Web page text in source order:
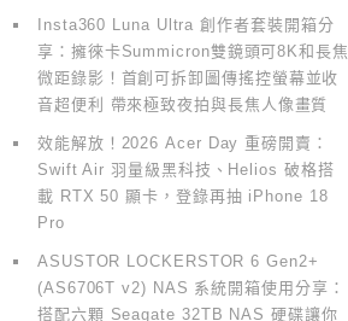
Insta360 Luna Ultra 創作者套裝開箱分
享：擁徠卡Summicron雙鏡頭可8K和長焦
微距錄影！首創可拆卸圖傳搖控螢幕並收
音超便利 帶來極致夜拍與長焦人像畫質
效能解放！2026 Acer Day 重磅開賣：
Swift Air 羽量級黑科技、Helios 破格搭
載 RTX 50 顯卡，登錄再抽 iPhone 18
Pro
ASUSTOR LOCKERSTOR 6 Gen2+
(AS6706T v2) NAS 系統開箱使用分享：
搭配六顆 Seagate 32TB NAS 硬碟讓你